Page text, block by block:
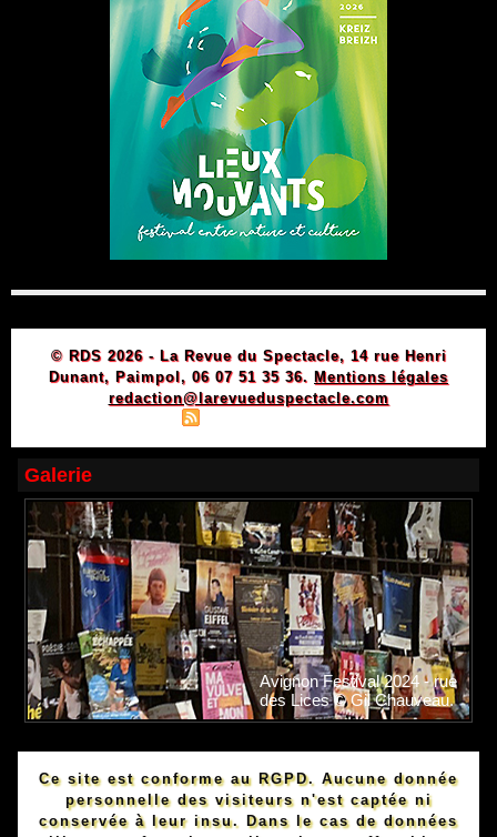
© RDS 2026 - La Revue du Spectacle, 14 rue Henri
Dunant, Paimpol, 06 07 51 35 36. Mentions légales
redaction@larevueduspectacle.com
Galerie
Avignon Festival 2024 - rue
des Lices © Gil Chauveau.
Ce site est conforme au RGPD. Aucune donnée
personnelle des visiteurs n'est captée ni
conservée à leur insu. Dans le cas de données